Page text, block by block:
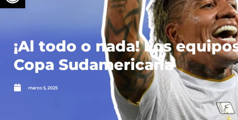
¡Al todo o nada! Los
Copa Sudamericana
marzo 5, 2025